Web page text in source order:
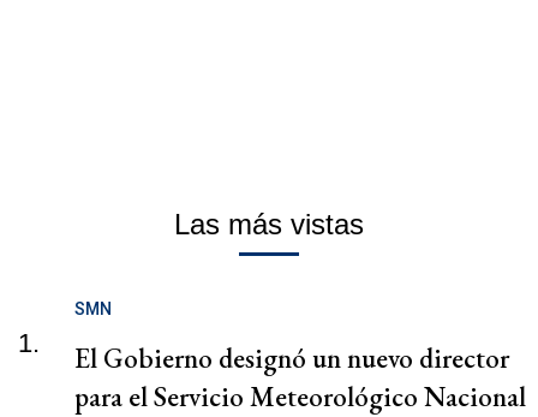
Las más vistas
1.
SMN
El Gobierno designó un nuevo director
para el Servicio Meteorológico Nacional